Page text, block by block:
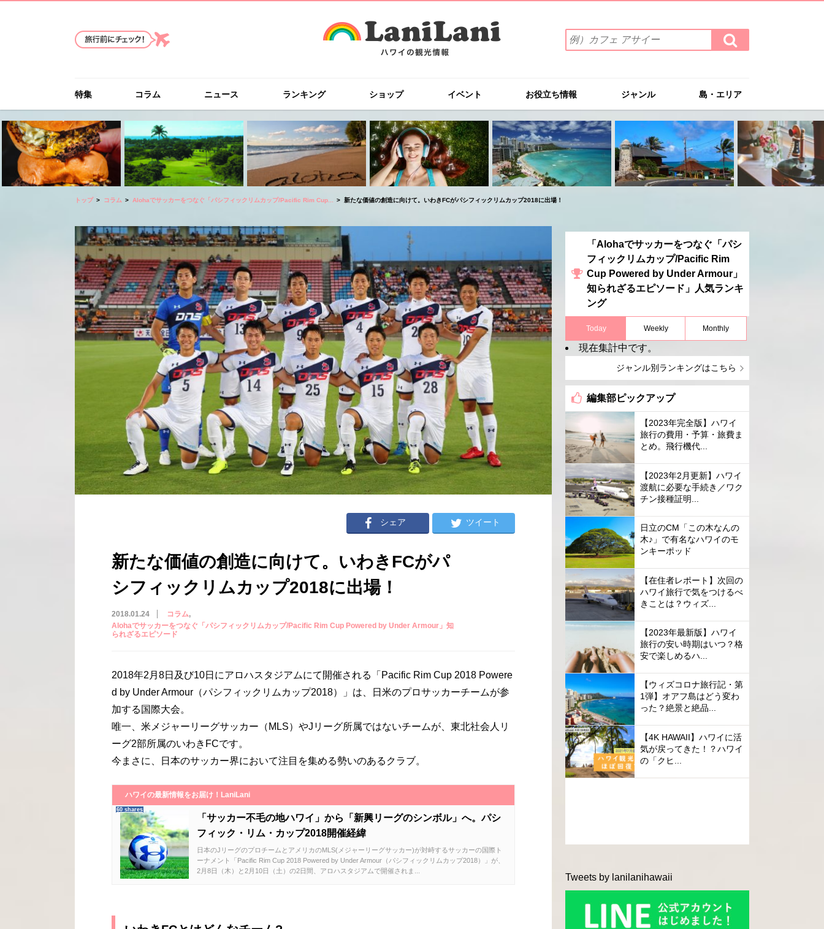
索
ワ
を
入
力
(例）
カ
フ
ェ
イ
検
索
す
特集 コラム ニュース ランキング ショップ イベント お役立ち情報 ジャンル 島・エリア
トップ コラム Alohaでサッカーをつなぐ「パシフィックリムカップ/Pacific Rim Cup... 新たな価値の創造に向けて。いわきFCがパシフィックリムカップ2018に出場！
シェア ツイート
新たな価値の創造に向けて。いわきFCがパ
シフィックリムカップ2018に出場！
2018.01.24
コラム
Alohaでサッカーをつなぐ「パシフィックリムカップ/Pacific Rim Cup Powered by Under Armour」知
られざるエピソード
2018年2月8日及び10日にアロハスタジアムにて開催される「Pacific Rim Cup 2018 Powere
d by Under Armour（パシフィックリムカップ2018）」は、日米のプロサッカーチームが参
加する国際大会。
唯一、米メジャーリーグサッカー（MLS）やJリーグ所属ではないチームが、東北社会人リ
ーグ2部所属のいわきFCです。
今まさに、日本のサッカー界において注目を集める勢いのあるクラブ。
ハワイの最新情報をお届け！LaniLani
60 shares
「サッカー不毛の地ハワイ」から「新興リーグのシンボル」へ。パシ
フィック・リム・カップ2018開催経緯
日本のJリーグのプロチームとアメリカのMLS(メジャーリーグサッカー)が対峙するサッカーの国際ト
ーナメント「Pacific Rim Cup 2018 Powered by Under Armour（パシフィックリムカップ2018）」が、
2月8日（木）と2月10日（土）の2日間、アロハスタジアムで開催されま...
「Alohaでサッカーをつなぐ「パシ
フィックリムカップ/Pacific Rim
Cup Powered by Under Armour」
知られざるエピソード」人気ランキ
ング
Today Weekly Monthly
現在集計中です。
ジャンル別ランキングはこちら
編集部ピックアップ
【2023年完全版】ハワイ
旅行の費用・予算・旅費ま
とめ。飛行機代...
【2023年2月更新】ハワイ
渡航に必要な手続き／ワク
チン接種証明...
日立のCM「この木なんの
木♪」で有名なハワイのモ
ンキーポッド
【在住者レポート】次回の
ハワイ旅行で気をつけるべ
きことは？ウィズ...
【2023年最新版】ハワイ
旅行の安い時期はいつ？格
安で楽しめるハ...
【ウィズコロナ旅行記・第
1弾】オアフ島はどう変わ
った？絶景と絶品...
【4K HAWAII】ハワイに活
気が戻ってきた！？ハワイ
の「クヒ...
Tweets by lanilanihawaii